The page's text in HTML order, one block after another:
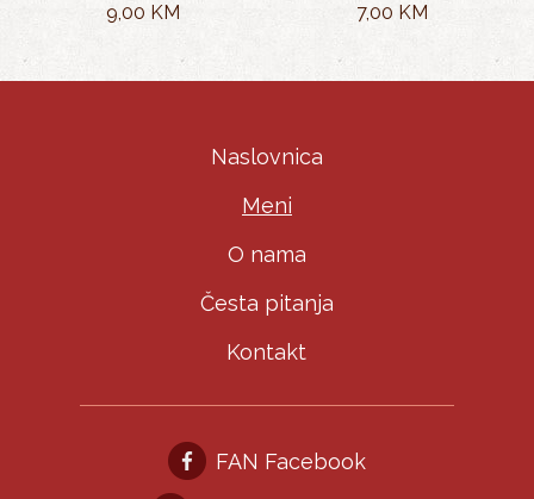
9,00 KM 7,00 KM
Naslovnica
Meni
O nama
Česta pitanja
Kontakt
FAN Facebook